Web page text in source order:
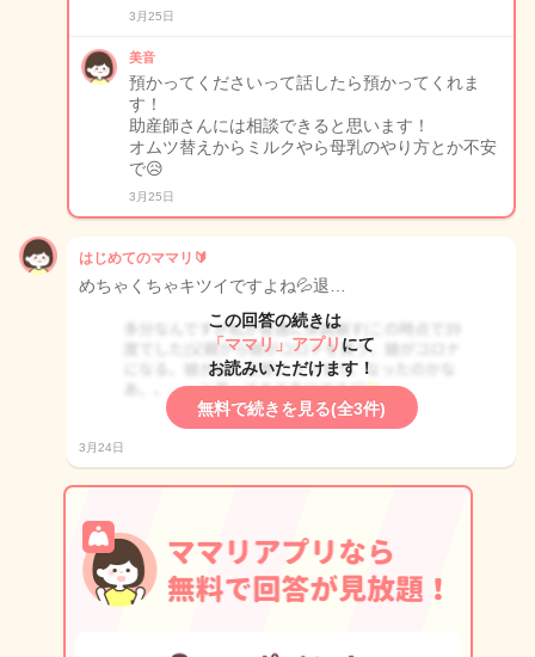
3月25日
美音
預かってくださいって話したら預かってくれま
す！
助産師さんには相談できると思います！
オムツ替えからミルクやら母乳のやり方とか不安
で😥
3月25日
はじめてのママリ🔰
めちゃくちゃキツイですよね💦退…
この回答の続きは
「ママリ」アプリ にて
お読みいただけます！
無料で続きを見る(全3件)
3月24日